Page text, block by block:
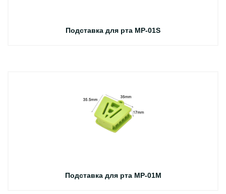
Подставка для рта MP-01S
Подставка для рта MP-01M